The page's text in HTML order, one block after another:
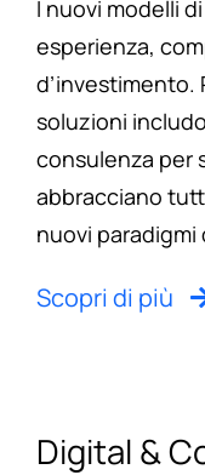
I nuovi modelli
esperienza,
d’investimento.
soluzioni
consulenza per
abbracciano
nuovi paradigmi
Scopri di più
Digital &